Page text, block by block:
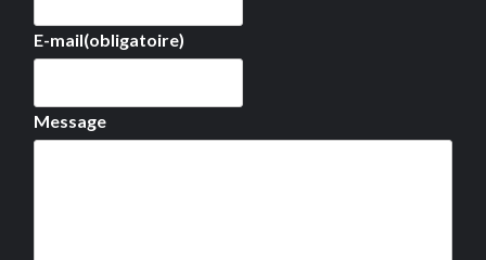
E-mail(obligatoire)
Message